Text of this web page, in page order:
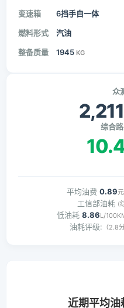
变速箱 6挡手自一体
燃料形式 汽油
整备质量 1945 KG
众
综合
平均油费 0.89
工信部油耗 (
低油耗 8.86L/
油耗评级: （2.8分